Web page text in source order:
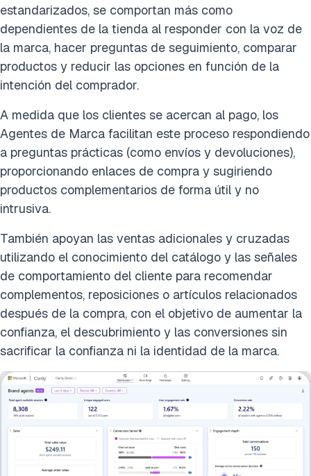
estandarizados, se comportan más como
dependientes de la tienda al responder con la voz de
la marca, hacer preguntas de seguimiento, comparar
productos y reducir las opciones en función de la
intención del comprador.
A medida que los clientes se acercan al pago, los
Agentes de Marca facilitan este proceso respondiendo
a preguntas prácticas (como envíos y devoluciones),
proporcionando enlaces de compra y sugiriendo
productos complementarios de forma útil y no
intrusiva.
También apoyan las ventas adicionales y cruzadas
utilizando el conocimiento del catálogo y las señales
de comportamiento del cliente para recomendar
complementos, reposiciones o artículos relacionados
después de la compra, con el objetivo de aumentar la
confianza, el descubrimiento y las conversiones sin
sacrificar la confianza ni la identidad de la marca.